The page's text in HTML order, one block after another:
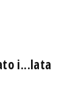
i...lata